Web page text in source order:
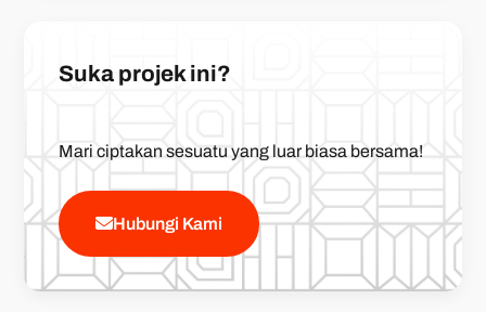
Suka projek ini?
Mari ciptakan sesuatu yang luar biasa bersama!
Hubungi Kami